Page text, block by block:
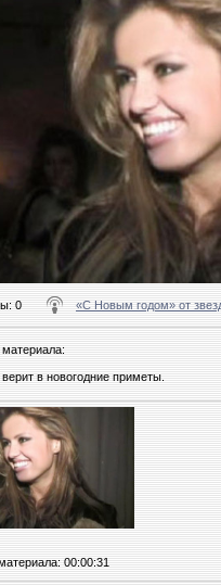
: 0 «С Новым годом» от
:
в новогодние приметы.
: 00:00:31